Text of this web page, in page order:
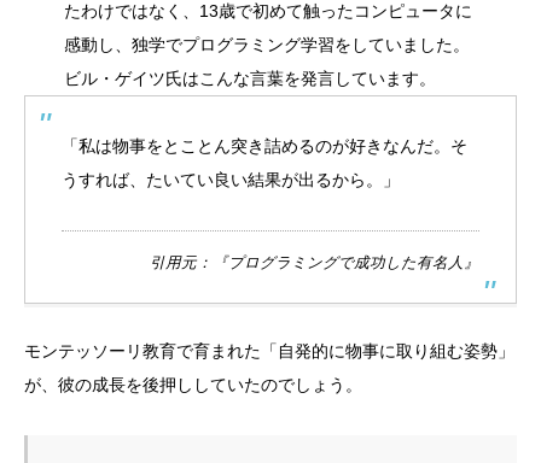
たわけではなく、13歳で初めて触ったコンピュータに
感動し、独学でプログラミング学習をしていました。
ビル・ゲイツ氏はこんな言葉を発言しています。
「私は物事をとことん突き詰めるのが好きなんだ。そ
うすれば、たいてい良い結果が出るから。」
引用元： 『プログラミングで成功した有名人』
モンテッソーリ教育で育まれた「自発的に物事に取り組む姿勢」
が、彼の成長を後押ししていたのでしょう。